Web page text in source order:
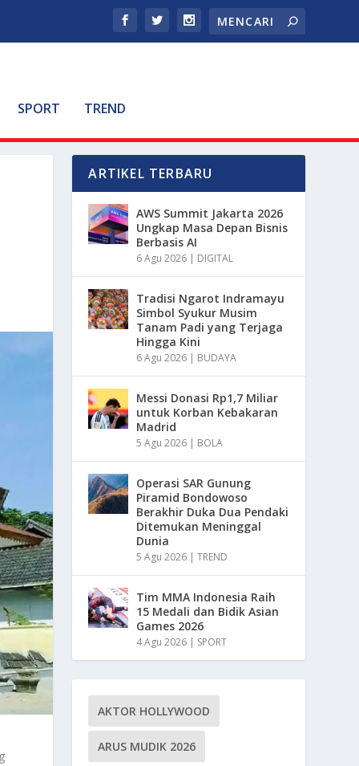
SPORT TREND
ARTIKEL TERBARU
AWS Summit Jakarta 2026
Ungkap Masa Depan Bisnis
Berbasis AI
6 Agu 2026 | DIGITAL
Tradisi Ngarot Indramayu
Simbol Syukur Musim
Tanam Padi yang Terjaga
Hingga Kini
6 Agu 2026 | BUDAYA
Messi Donasi Rp1,7 Miliar
untuk Korban Kebakaran
Madrid
5 Agu 2026 | BOLA
Operasi SAR Gunung
Piramid Bondowoso
Berakhir Duka Dua Pendaki
Ditemukan Meninggal
Dunia
5 Agu 2026 |TREND
Tim MMA Indonesia Raih
15 Medali dan Bidik Asian
Games 2026
4 Agu 2026 | SPORT
AKTOR HOLLYWOOD
ARUS MUDIK 2026